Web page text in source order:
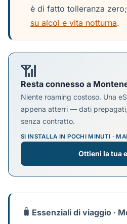
è di fatto tolleranza
su alcol e vita notturna.
📶
Resta connesso a
Niente roaming costoso. Una
appena atterri — dati
senza contratto.
SI INSTALLA IN POCHI MINUTI ·
Ottieni la tua
🧳 Essenziali di viaggio ·